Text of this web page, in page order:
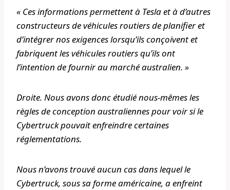
« Ces informations permettent à Tesla et à d’autres
constructeurs de véhicules routiers de planifier et
d’intégrer nos exigences lorsqu’ils conçoivent et
fabriquent les véhicules routiers qu’ils ont
l’intention de fournir au marché australien. »
Droite. Nous avons donc étudié nous-mêmes les
règles de conception australiennes pour voir si le
Cybertruck pouvait enfreindre certaines
réglementations.
Nous n’avons trouvé aucun cas dans lequel le
Cybertruck, sous sa forme américaine, a enfreint